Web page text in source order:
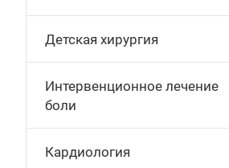
Детская хирургия
Интервенционное лечение
боли
Кардиология